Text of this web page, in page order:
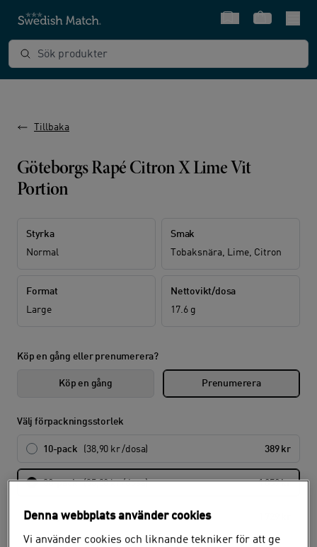
SnabbvalVarukorg
Sök produkter
Tillbaka
Göteborgs Rapé Citron X Lime Vit
Portion
Styrka
Normal
Smak
Tobaksnära, Lime, Citron
Format
Large
Nettovikt/dosa
17.6 g
Köp en gång eller prenumerera?
Köp en gång Prenumerera
Välj förpackningsstorlek
10-pack (38,90 kr /dosa) 389 kr
30-pack (35,30 kr /dosa) 1 059 kr
50-pack (34,58 kr /dosa)
Denna webbplats använder cookies
Vi använder cookies och liknande tekniker för att ge